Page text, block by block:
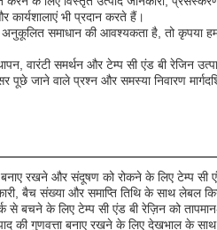
भी प्रदान करते हैं।
समाधान की आवश्यकता है, तो कृपया
वारंटी समर्थन और टेम्प सी एंड बी रेजिन
जाने वाले प्रश्न और समस्या निवारण
रखने और संदूषण को रोकने के लिए टेम्प सी
बैच संख्या और समाप्ति तिथि के साथ लेबल
से बचने के लिए टेम्प सी एंड बी रेज़िन को
की गुणवत्ता बनाए रखने के लिए देखभाल के